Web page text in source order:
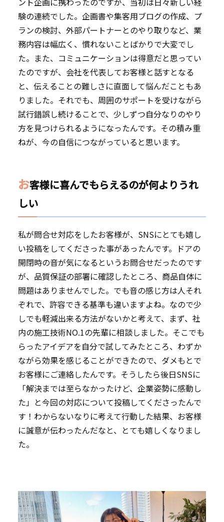
験の連続でした。企画書や集客用ブログの作成、プ
ランの検討、外部パートナーとのやり取りなど、業
務内容は幅広く、慣れないことばかりで大変でし
た。また、コミュニケーションは得意だと思ってい
たのですが、会社を代表してお客様と話すとなる
と、伝えることの難しさに直面して悩んだこともあ
りました。それでも、周囲のサポートを受けながら
試行錯誤し続けることで、少しずつ自分なりのやり
方を見つけられるようになったんです。その積み重
ねが、今の自信につながっていると思います。
お客様に喜んでもらえるのが何よりうれ
しい
私が問合せ対応をしたお客様が、SNSにとても嬉し
い投稿をしてくださった事があったんです。ドアの
開閉時の音が気になるというお問合せだったのです
が、品質保証の部署に確認したところ、商品自体に
問題はありませんでした。でも音の感じ方は人それ
ぞれで、許容できる基準も違いますよね。なので少
しでも軽減出来る方法がないかと考えて、まず、社
内の施工技術NO.1の先輩に相談しました。そこでも
らったアイデアを自分で試してみたところ、わずか
ながら効果を感じることができたので、ダメもとで
お客様にご連絡したんです。そうしたら後日SNSに
「解決までは至らなかったけど、企業姿勢に感動し
た」と今回の対応について投稿してくださったんで
す！わからないなりに考えて行動した結果、お客様
に誠意が伝わったんだなと、とても嬉しくなりまし
た。